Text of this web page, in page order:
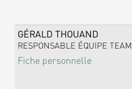
GÉRALD THOUAND
RESPONSABLE ÉQUIPE TEAM
Fiche personnelle